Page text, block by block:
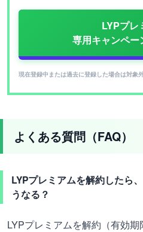
LYPプレ
専用キャンペー
現在登録中または過去に登録した場合は対象外
よくある質問（FAQ）
LYPプレミアムを解約したら
うなる？
LYPプレミアムを解約（有効